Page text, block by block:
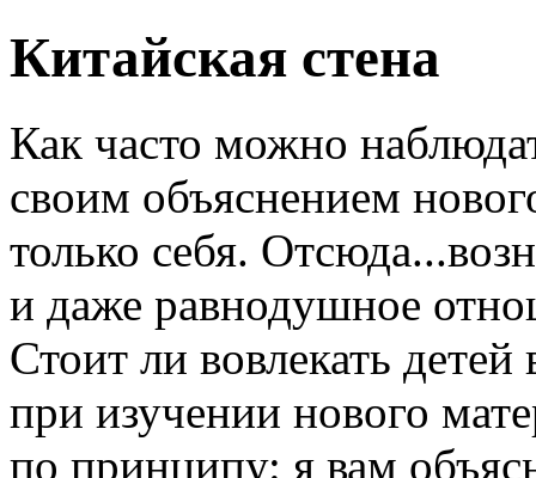
Китайская стена
Как часто можно
своим объяснением
только себя.
и даже равнодушное
Стоит ли вовлекать
при изучении нового
по принципу: я вам